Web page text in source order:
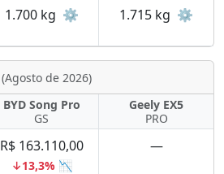
1.700 kg ⚙️ 1.715 kg ⚙️
(Agosto de 2026)
BYD Song Pro
GS
Geely EX5
PRO
R$ 163.110,00
↓13,3% 📉
—